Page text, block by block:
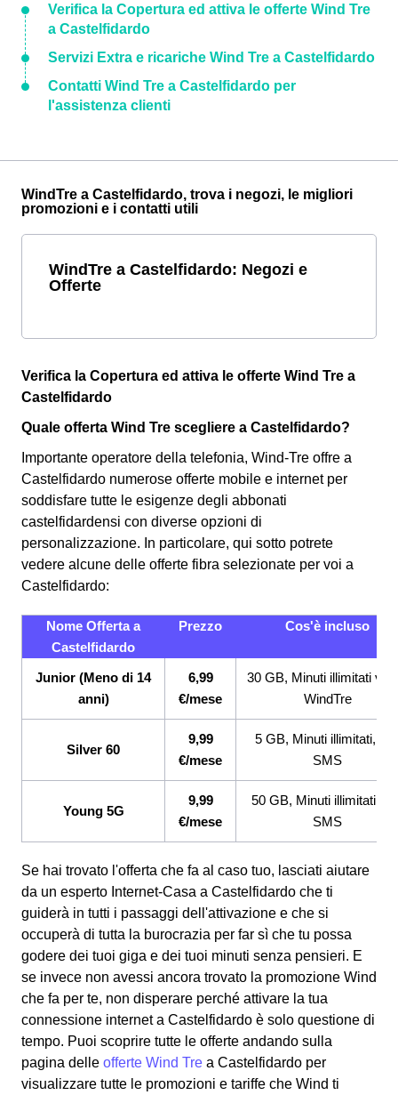
Verifica la Copertura ed attiva le offerte Wind Tre
a Castelfidardo
Servizi Extra e ricariche Wind Tre a Castelfidardo
Contatti Wind Tre a Castelfidardo per
l'assistenza clienti
WindTre a Castelfidardo, trova i negozi, le migliori
promozioni e i contatti utili
WindTre a Castelfidardo: Negozi e
Offerte
Verifica la Copertura ed attiva le offerte Wind Tre a
Castelfidardo
Quale offerta Wind Tre scegliere a Castelfidardo?
Importante operatore della telefonia, Wind-Tre offre a
Castelfidardo numerose offerte mobile e internet per
soddisfare tutte le esigenze degli abbonati
castelfidardensi con diverse opzioni di
personalizzazione. In particolare, qui sotto potrete
vedere alcune delle offerte fibra selezionate per voi a
Castelfidardo:
Nome Offerta a
Castelfidardo
Prezzo Cos'è incluso
Junior (Meno di 14
anni)
6,99
€/mese
30 GB, Minuti illimitati
WindTre
Silver 60
9,99
€/mese
5 GB, Minuti illimitati,
SMS
Young 5G
9,99
€/mese
50 GB, Minuti illimitati,
SMS
Se hai trovato l'offerta che fa al caso tuo, lasciati aiutare
da un esperto Internet-Casa a Castelfidardo che ti
guiderà in tutti i passaggi dell'attivazione e che si
occuperà di tutta la burocrazia per far sì che tu possa
godere dei tuoi giga e dei tuoi minuti senza pensieri. E
se invece non avessi ancora trovato la promozione Wind
che fa per te, non disperare perché attivare la tua
connessione internet a Castelfidardo è solo questione di
tempo. Puoi scoprire tutte le offerte andando sulla
pagina delle offerte Wind Tre a Castelfidardo per
visualizzare tutte le promozioni e tariffe che Wind ti